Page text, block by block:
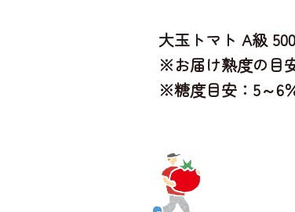
大玉トマト A級
※お届け熟度の目
※糖度目安：5～6